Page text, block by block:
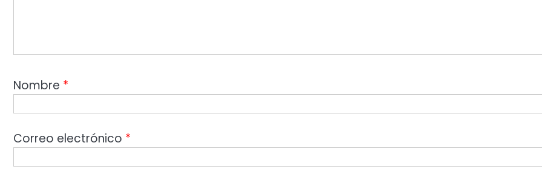
Nombre *
Correo electrónico *